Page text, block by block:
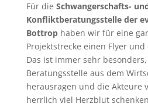
Für die Schwangerschafts-
Konfliktberatungsstelle der
Bottrophaben wir für eine
Projektstrecke einen Flyer
Das ist immer sehr
Beratungsstelle aus dem
herausragen und die Akteure
herrlich viel Herzblut